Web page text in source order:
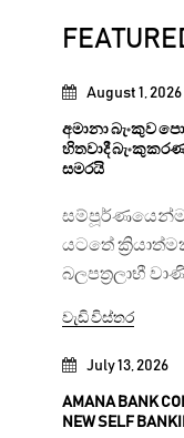
July 13, 2026
AMANA BANK
NEW SELF
August 1, 2026
අමානා බැංකුව
හිතවාදී
සමරයි
සම්පූර්ණයෙන්ම
යටතේ
බලපත්‍රලාභී
වැඩි විස්තර